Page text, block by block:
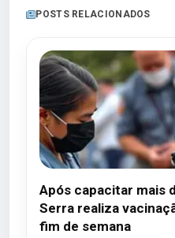
POSTS RELACIONADOS
Após capacitar mais
Serra realiza
fim de semana